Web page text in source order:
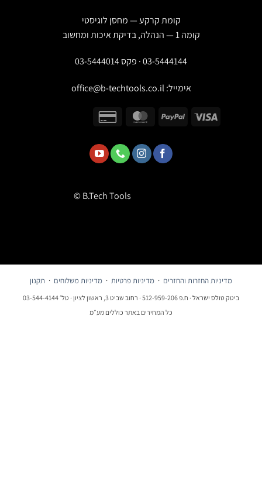
קומת קרקע — מחסן לוגיסטי
03-5444144 · פקס 03-5444014
אימייל:office@b-techtools.co.il
© B.Tech Tools
מדיניות החזרות והחזרים ·מדיניות פרטיות·מדיניות משלוחים·תקנון
ביטק טולס ישראל · ח.פ 512-959-206 · רחוב שביט 3, ראשון לציון · טל׳ 03-544-4144
כל המחירים באתר כוללים מע״מ